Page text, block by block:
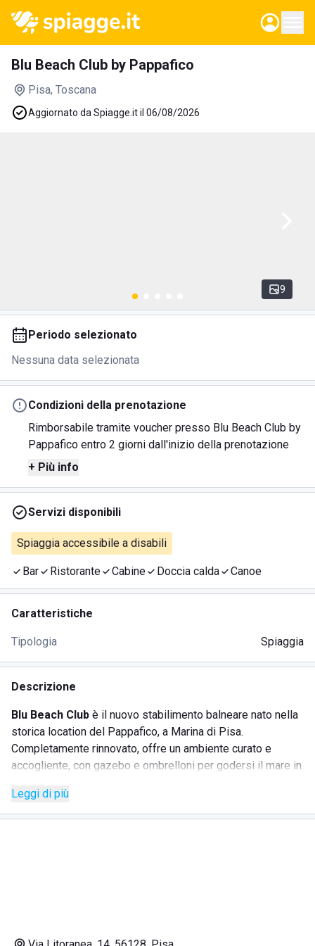
Blu Beach Club by Pappafico
Pisa, Toscana
Aggiornato da Spiagge.it il 06/08/2026
9
Periodo selezionato
Nessuna data selezionata
Condizioni della prenotazione
Rimborsabile tramite voucher presso Blu Beach Club by
Pappafico entro 2 giorni dall'inizio della prenotazione
+ Più info
Servizi disponibili
Spiaggia accessibile a disabili
Bar Ristorante Cabine Doccia calda Canoe
Caratteristiche
Tipologia Spiaggia
Descrizione
Blu Beach Club è il nuovo stabilimento balneare nato nella
storica location del Pappafico, a Marina di Pisa.
Completamente rinnovato, offre un ambiente curato e
accogliente, con gazebo e ombrelloni per godersi il mare in
Il servizio spiaggia è attivo tutti i giorni dalle 09:00 alle
19:00, con assistenti bagnanti sempre presenti per
Leggi di più